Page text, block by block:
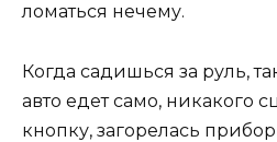
ломаться нечему.
Когда садишься за руль,
авто едет само, никакого
кнопку, загорелась